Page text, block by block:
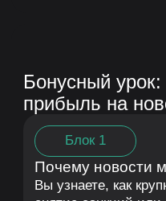
трейдеры используют
для заработка.
и неудачные сценарии,
к возможным событиям,
санкций. Практика
и покажет, как
рыночных ситуациях.